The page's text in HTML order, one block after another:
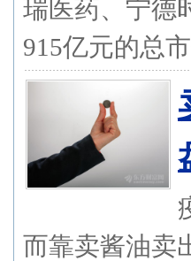
瑞医药、宁德
915亿元的总
而靠卖酱油卖